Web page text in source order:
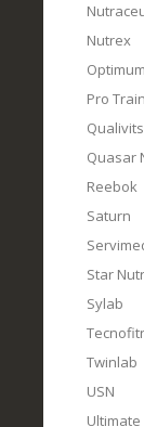
Nutrex
Pro
Qualivits
Quasar
Reebok
Saturn
Star
Sylab
Twinlab
USN